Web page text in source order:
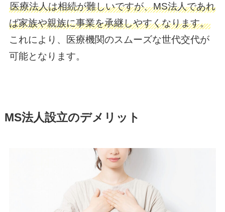
医療法人は相続が難しいですが、MS法人であれ
ば家族や親族に事業を承継しやすくなります。
これにより、医療機関のスムーズな世代交代が
可能となります。
MS法人設立のデメリット